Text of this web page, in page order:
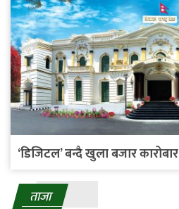
‘डिजिटल’ बन्दै खुला बजार कारोबार
ताजा